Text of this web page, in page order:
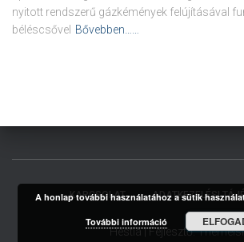
nyitott rendszerű gázkémények felújításával
béléscsővel Bővebben……
KAPCSOLAT ADATKEZELÉSI
Hestia | Fejlesztő:
A honlap további használatához a sütik
További információ